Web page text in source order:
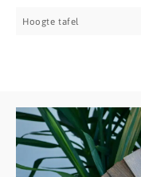
Hoogte tafel